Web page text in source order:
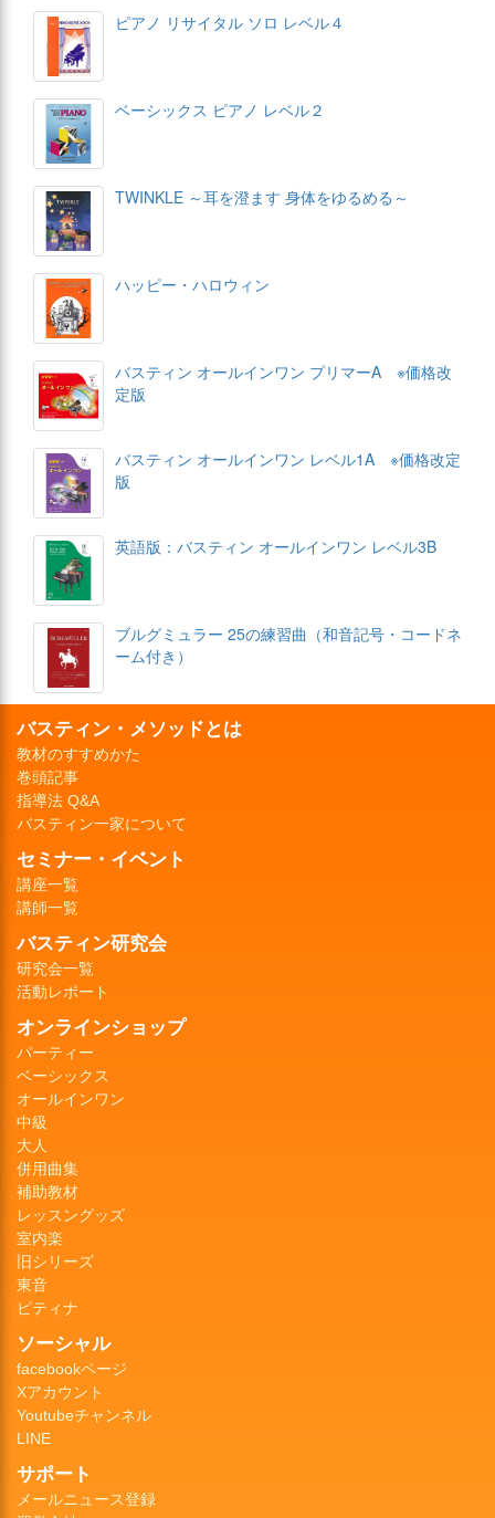
ピアノ リサイタル ソロ レベル４
ベーシックス ピアノ レベル２
TWINKLE ～耳を澄ます 身体をゆるめる～
ハッピー・ハロウィン
バスティン オールインワン プリマーA ※価格改
定版
バスティン オールインワン レベル1A ※価格改定
版
英語版：バスティン オールインワン レベル3B
ブルグミュラー 25の練習曲（和音記号・コードネ
ーム付き）
バスティン・メソッドとは
教材のすすめかた
巻頭記事
指導法 Q&A
バスティン一家について
セミナー・イベント
講座一覧
講師一覧
バスティン研究会
研究会一覧
活動レポート
オンラインショップ
パーティー
ベーシックス
オールインワン
中級
大人
併用曲集
補助教材
レッスングッズ
室内楽
旧シリーズ
東音
ピティナ
ソーシャル
facebookページ
Xアカウント
Youtubeチャンネル
LINE
サポート
メールニュース登録